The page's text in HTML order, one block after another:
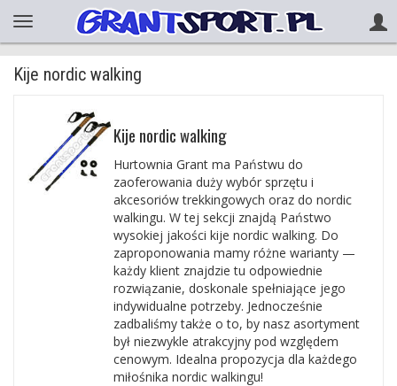
Kije nordic walking
Kije nordic walking
Hurtownia Grant ma Państwu do
zaoferowania duży wybór sprzętu i
akcesoriów trekkingowych oraz do nordic
walkingu. W tej sekcji znajdą Państwo
wysokiej jakości kije nordic walking. Do
zaproponowania mamy różne warianty —
każdy klient znajdzie tu odpowiednie
rozwiązanie, doskonale spełniające jego
indywidualne potrzeby. Jednocześnie
zadbaliśmy także o to, by nasz asortyment
był niezwykle atrakcyjny pod względem
cenowym. Idealna propozycja dla każdego
miłośnika nordic walkingu!